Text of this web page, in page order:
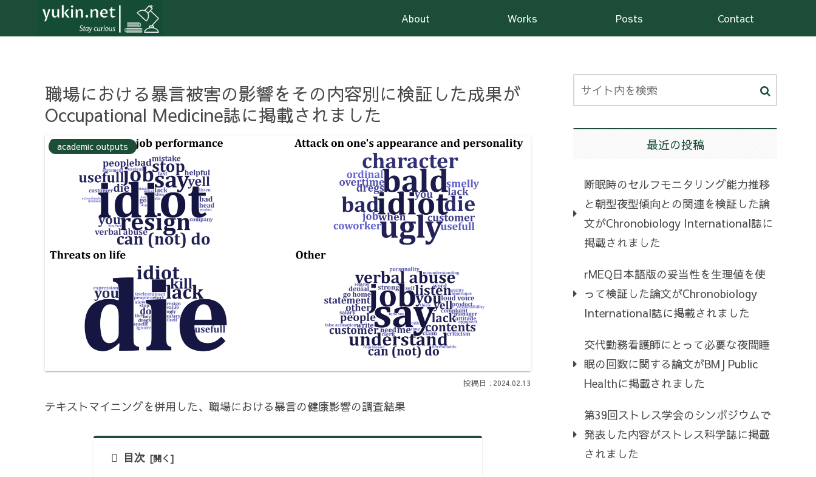
About Works Posts Contact
職場における暴言被害の影響をその内容別に検証した成果が
Occupational Medicine誌に掲載されました
academic outputs
2024.02.13
テキストマイニングを併用した、職場における暴言の健康影響の調査結果
目次
最近の投稿
断眠時のセルフモニタリング能力推移
と朝型夜型傾向との関連を検証した論
文がChronobiology International誌に
掲載されました
rMEQ日本語版の妥当性を生理値を使
って検証した論文がChronobiology
International誌に掲載されました
交代勤務看護師にとって必要な夜間睡
眠の回数に関する論文がBMJ Public
Healthに掲載されました
第39回ストレス学会のシンポジウムで
発表した内容がストレス科学誌に掲載
されました